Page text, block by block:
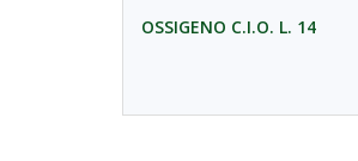
OSSIGENO C.I.O. L. 14